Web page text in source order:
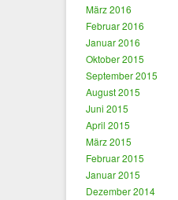
März 2016
Februar 2016
Januar 2016
Oktober 2015
September 2015
August 2015
Juni 2015
April 2015
März 2015
Februar 2015
Januar 2015
Dezember 2014